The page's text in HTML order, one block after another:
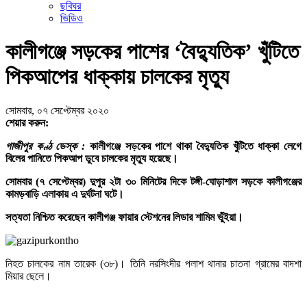
ছবিঘর
ভিডিও
কালীগঞ্জে সড়কের পাশের ‘বৈদ্যুতিক’ খুঁটিতে
পিকআপের ধাক্কায় চালকের মৃত্যু
সোমবার, ০৭ সেপ্টেম্বর ২০২০
শেয়ার করুন:
গাজীপুর কণ্ঠ ডেস্ক : কালীগঞ্জে সড়কের পাশে থাকা বৈদ্যুতিক খুঁটিতে ধাক্কা লেগে
বিলের পানিতে পিকআপ ডুবে চালকের মৃত্যু হয়েছে।
সোমবার (৭ সেপ্টেম্বর) দুপুর ২টা ৩০ মিনিটের দিকে টঙ্গী-ঘোড়াশাল সড়কে কালীগঞ্জের
কামড়বাড়ি এলাকায় এ দুর্ঘটনা ঘটে।
সত্যতা নিশ্চিত করেছেন কালীগঞ্জ ফায়ার স্টেশনের লিডার শামিম ভুঁইয়া।
নিহত চালকের নাম তারেক (৩৮)। তিনি নরসিংদীর পলাশ থানার চাতনা গ্রামের বাদশা
মিয়ার ছেলে।